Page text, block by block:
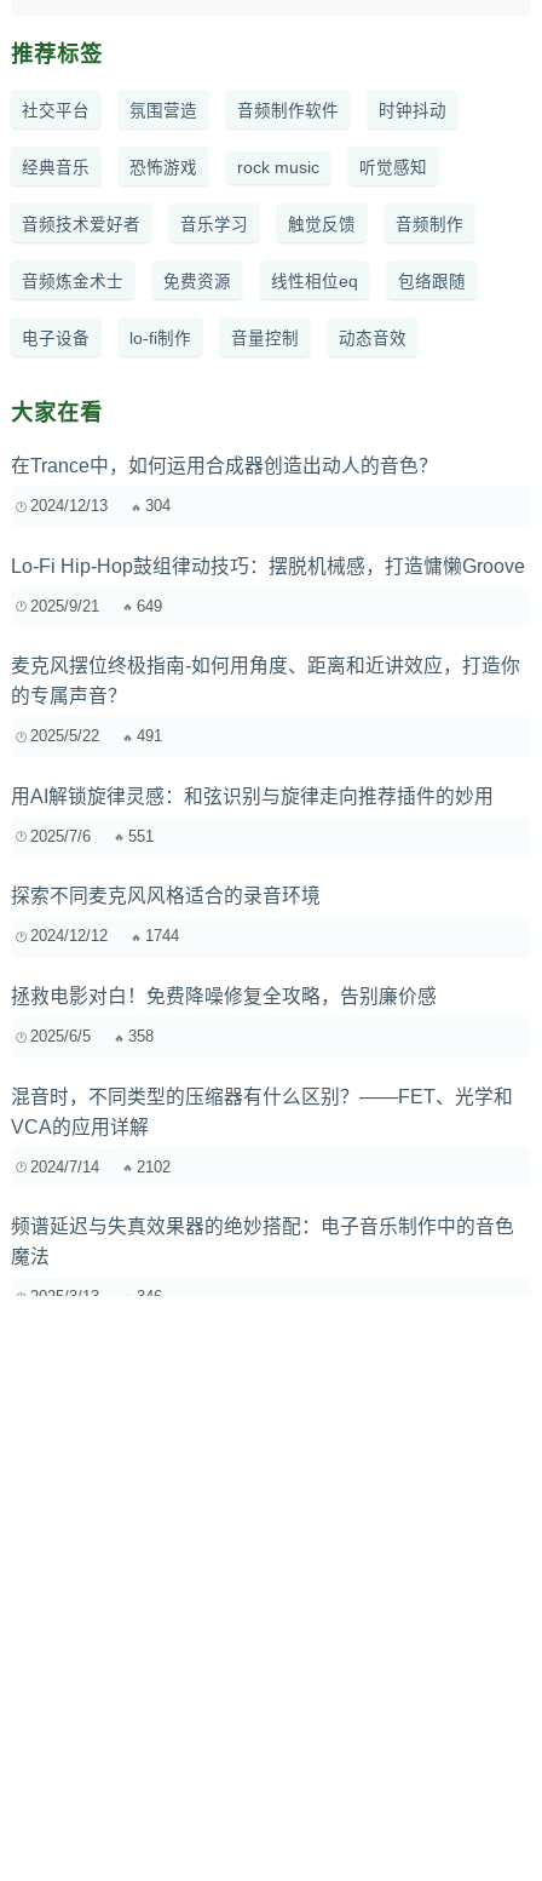
推荐标签
社交平台 氛围营造 音频制作软件 时钟抖动
经典音乐 恐怖游戏 rock music 听觉感知
音频技术爱好者 音乐学习 触觉反馈 音频制作
音频炼金术士 免费资源 线性相位eq 包络跟随
电子设备 lo-fi制作 音量控制 动态音效
大家在看
在Trance中，如何运用合成器创造出动人的音色？
2024/12/13 304
Lo-Fi Hip-Hop鼓组律动技巧：摆脱机械感，打造慵懒Groove
2025/9/21 649
麦克风摆位终极指南-如何用角度、距离和近讲效应，打造你
的专属声音？
2025/5/22 491
用AI解锁旋律灵感：和弦识别与旋律走向推荐插件的妙用
2025/7/6 551
探索不同麦克风风格适合的录音环境
2024/12/12 1744
拯救电影对白！免费降噪修复全攻略，告别廉价感
2025/6/5 358
混音时，不同类型的压缩器有什么区别？——FET、光学和
VCA的应用详解
2024/7/14 2102
频谱延迟与失真效果器的绝妙搭配：电子音乐制作中的音色
魔法
2025/3/13 346